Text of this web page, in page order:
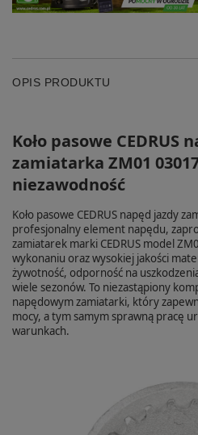
OPIS PRODUKTU
Koło pasowe CEDRUS
zamiatarka ZM01
niezawodność
Koło pasowe CEDRUS napęd jazdy
profesjonalny element napędu,
zamiatarek marki CEDRUS model
wykonaniu oraz wysokiej jakości
żywotność, odporność na
wiele sezonów. To niezastąpiony
napędowym zamiatarki, który
mocy, a tym samym sprawną pracę
warunkach.